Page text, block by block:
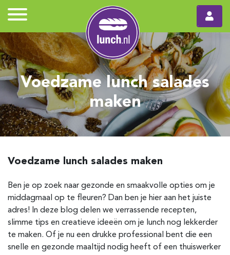
Voedzame lunch salades
maken
Voedzame lunch salades maken
Ben je op zoek naar gezonde en smaakvolle opties om je
middagmaal op te fleuren? Dan ben je hier aan het juiste
adres! In deze blog delen we verrassende recepten,
slimme tips en creatieve ideeën om je lunch nog lekkerder
te maken. Of je nu een drukke professional bent die een
snelle en gezonde maaltijd nodig heeft of een thuiswerker